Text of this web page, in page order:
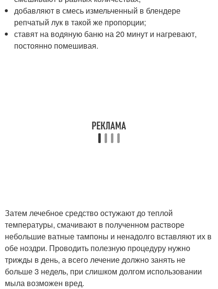
добавляют в смесь измельченный в блендере
репчатый лук в такой же пропорции;
ставят на водяную баню на 20 минут и нагревают,
постоянно помешивая.
Затем лечебное средство остужают до теплой
температуры, смачивают в полученном растворе
небольшие ватные тампоны и ненадолго вставляют их в
обе ноздри. Проводить полезную процедуру нужно
трижды в день, а всего лечение должно занять не
больше 3 недель, при слишком долгом использовании
мыла возможен вред.